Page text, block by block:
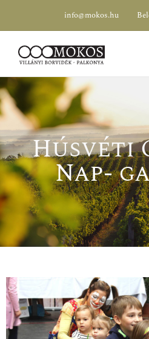
info@mokos.hu
Húsvéti
Nap-